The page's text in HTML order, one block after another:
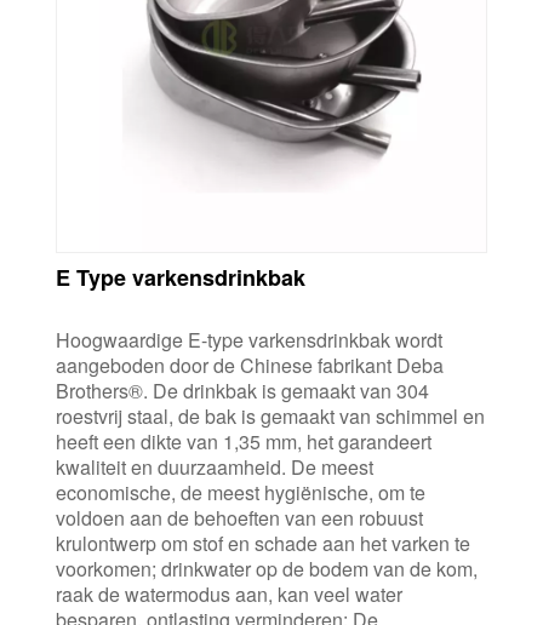
E Type varkensdrinkbak
Hoogwaardige E-type varkensdrinkbak wordt
aangeboden door de Chinese fabrikant Deba
Brothers®. De drinkbak is gemaakt van 304
roestvrij staal, de bak is gemaakt van schimmel en
heeft een dikte van 1,35 mm, het garandeert
kwaliteit en duurzaamheid. De meest
economische, de meest hygiënische, om te
voldoen aan de behoeften van een robuust
krulontwerp om stof en schade aan het varken te
voorkomen; drinkwater op de bodem van de kom,
raak de watermodus aan, kan veel water